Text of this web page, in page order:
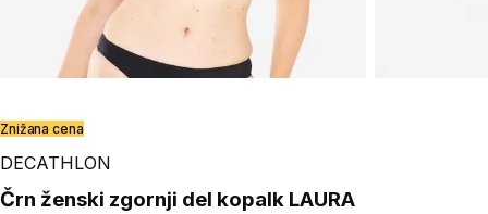
Play Video
Znižana cena
DECATHLON
Črn ženski zgornji del kopalk LAURA